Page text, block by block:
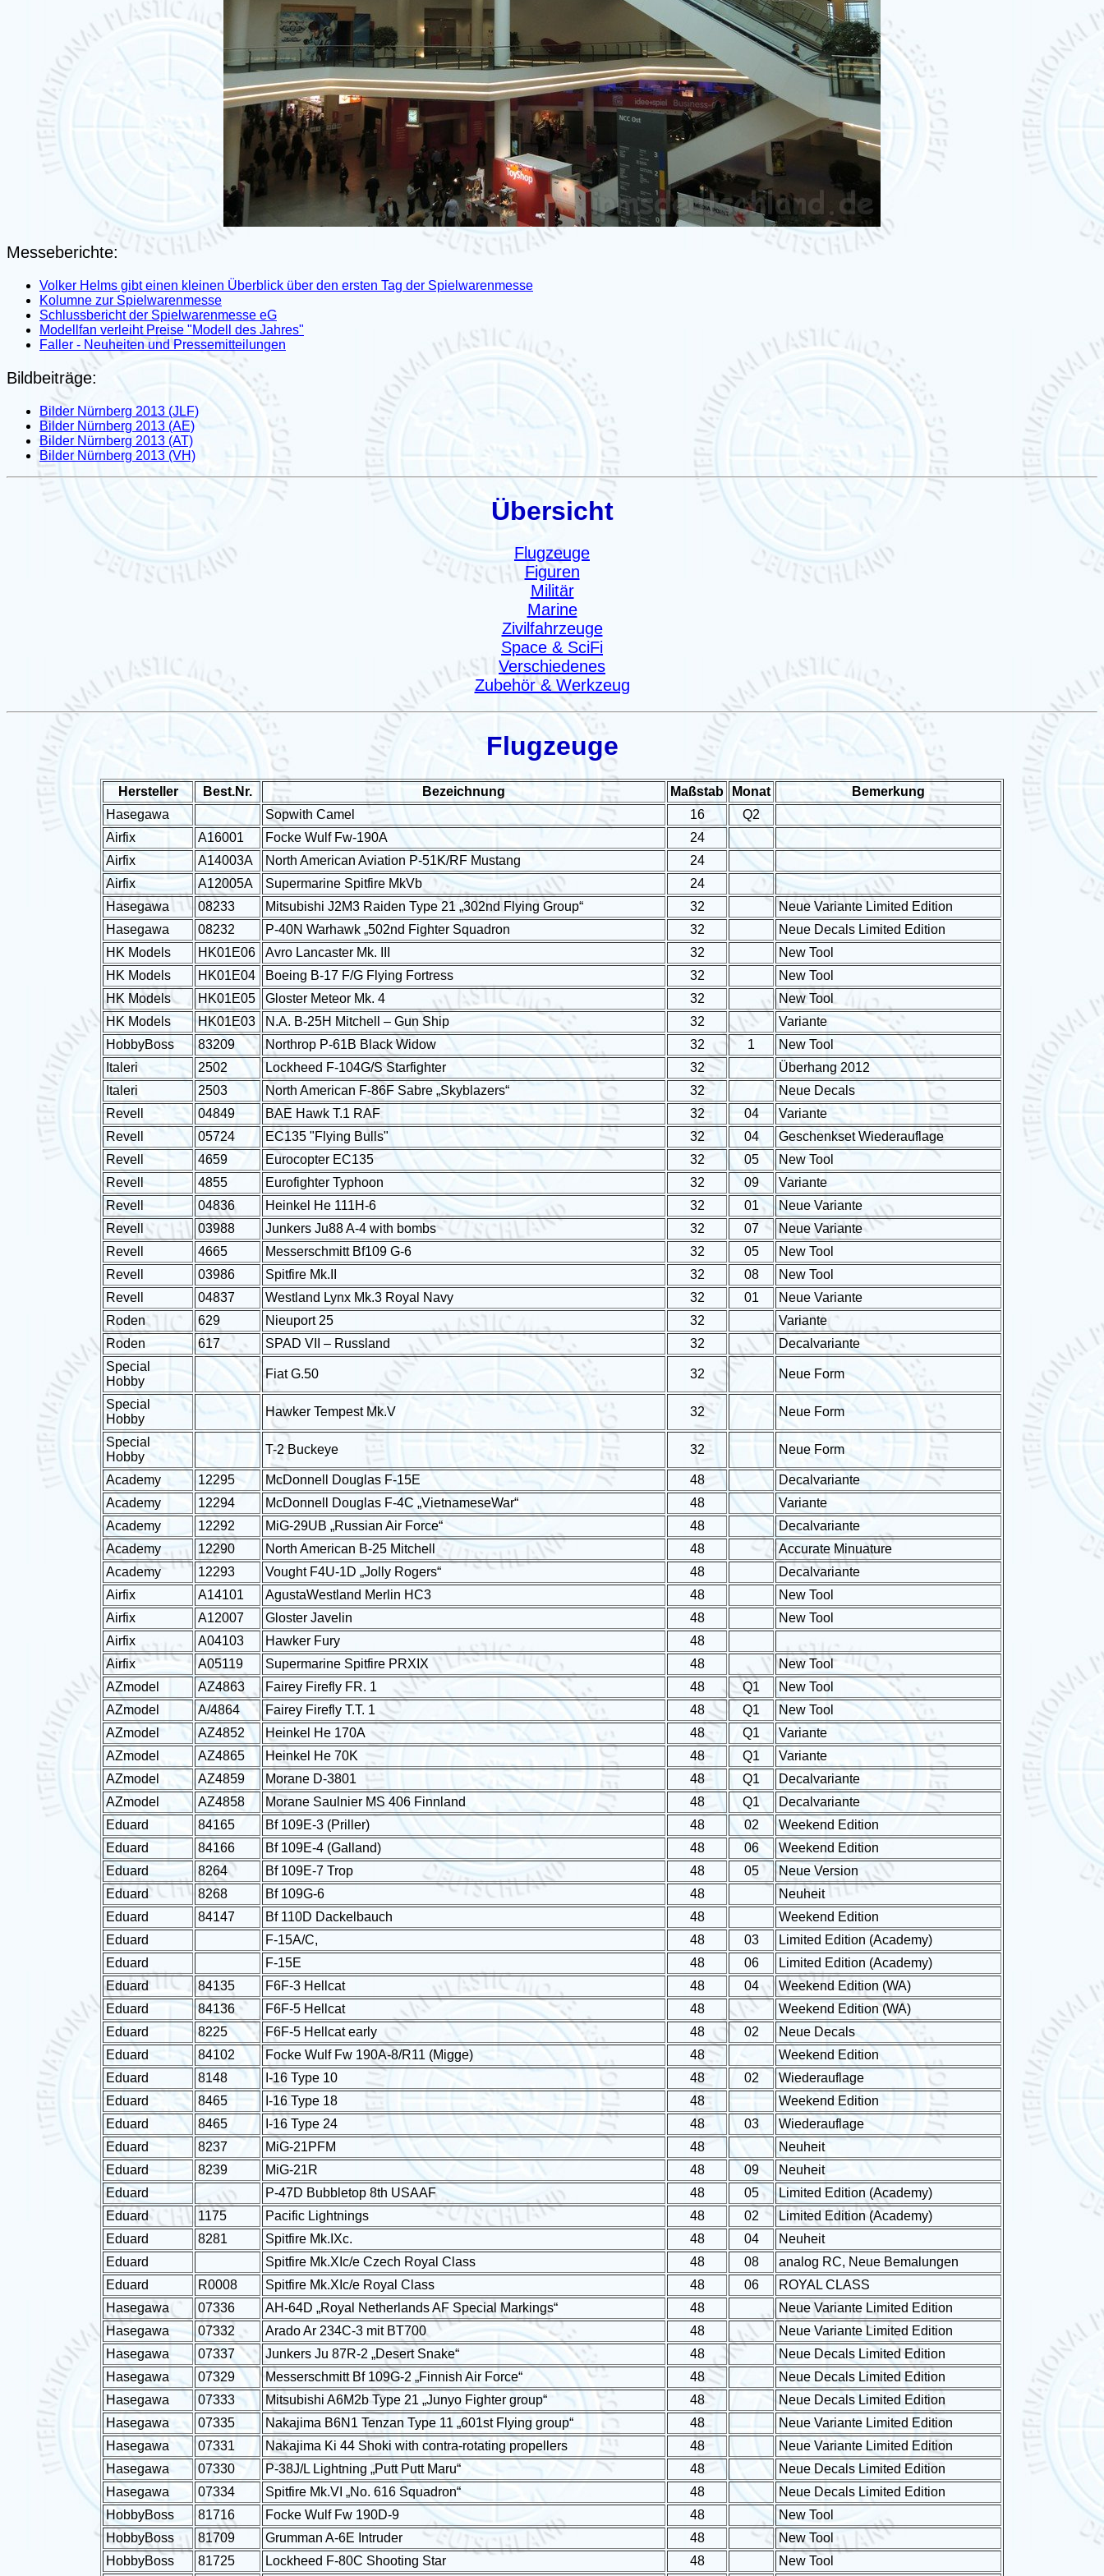
Messeberichte:
Volker Helms gibt einen kleinen Überblick über den ersten Tag der Spielwarenmesse
Kolumne zur Spielwarenmesse
Schlussbericht der Spielwarenmesse eG
Modellfan verleiht Preise "Modell des Jahres"
Faller - Neuheiten und Pressemitteilungen
Bildbeiträge:
Bilder Nürnberg 2013 (JLF)
Bilder Nürnberg 2013 (AE)
Bilder Nürnberg 2013 (AT)
Bilder Nürnberg 2013 (VH)
Übersicht
Flugzeuge
Figuren
Militär
Marine
Zivilfahrzeuge
Space & SciFi
Verschiedenes
Zubehör & Werkzeug
Flugzeuge
Hersteller Best.Nr. Bezeichnung Maßstab Monat
Bemerkung
Hasegawa
Sopwith Camel 16
Q2
Airfix
A16001 Focke Wulf Fw-190A
24
Airfix
A14003A North American Aviation P-51K/RF Mustang
24
Airfix
A12005A Supermarine Spitfire MkVb
24
Hasegawa
08233 Mitsubishi J2M3 Raiden Type 21 „302nd Flying Group“ 32
Neue Variante Limited Edition
Hasegawa
08232 P-40N Warhawk „502nd Fighter Squadron 32
Neue Decals Limited Edition
HK Models
HK01E06 Avro Lancaster Mk. III 32
New Tool
HK Models
HK01E04 Boeing B-17 F/G Flying Fortress 32
New Tool
HK Models
HK01E05 Gloster Meteor Mk. 4 32
New Tool
HK Models
HK01E03 N.A. B-25H Mitchell – Gun Ship 32
Variante
HobbyBoss
83209 Northrop P-61B Black Widow 32 1
New Tool
Italeri
2502 Lockheed F-104G/S Starfighter 32
Überhang 2012
Italeri
2503 North American F-86F Sabre „Skyblazers“ 32
Neue Decals
Revell
04849 BAE Hawk T.1 RAF 32 04
Variante
Revell
05724 EC135 "Flying Bulls" 32 04
Geschenkset Wiederauflage
Revell
4659 Eurocopter EC135 32 05
New Tool
Revell
4855 Eurofighter Typhoon 32 09
Variante
Revell
04836 Heinkel He 111H-6 32 01
Neue Variante
Revell
03988 Junkers Ju88 A-4 with bombs 32 07
Neue Variante
Revell
4665 Messerschmitt Bf109 G-6 32 05
New Tool
Revell
03986 Spitfire Mk.II 32 08
New Tool
Revell
04837 Westland Lynx Mk.3 Royal Navy 32 01
Neue Variante
Roden
629 Nieuport 25 32
Variante
Roden
617 SPAD VII – Russland 32
Decalvariante
Special
Hobby
Fiat G.50 32 Neue Form
Special
Hobby
Hawker Tempest Mk.V 32 Neue Form
Special
Hobby
T-2 Buckeye 32 Neue Form
Academy 12295 McDonnell Douglas F-15E 48
Decalvariante
Academy
12294 McDonnell Douglas F-4C „VietnameseWar“ 48
Variante
Academy
12292 MiG-29UB „Russian Air Force“ 48
Decalvariante
Academy
12290 North American B-25 Mitchell 48
Accurate Minuature
Academy
12293 Vought F4U-1D „Jolly Rogers“ 48
Decalvariante
Airfix
A14101 AgustaWestland Merlin HC3 48
New Tool
Airfix
A12007 Gloster Javelin 48
New Tool
Airfix
A04103 Hawker Fury
48
Airfix
A05119 Supermarine Spitfire PRXIX 48
New Tool
AZmodel
AZ4863 Fairey Firefly FR. 1 48 Q1
New Tool
AZmodel
A/4864 Fairey Firefly T.T. 1 48 Q1
New Tool
AZmodel
AZ4852 Heinkel He 170A 48 Q1
Variante
AZmodel
AZ4865 Heinkel He 70K 48 Q1
Variante
AZmodel
AZ4859 Morane D-3801 48 Q1
Decalvariante
AZmodel
AZ4858 Morane Saulnier MS 406 Finnland 48 Q1
Decalvariante
Eduard
84165 Bf 109E-3 (Priller) 48 02
Weekend Edition
Eduard
84166 Bf 109E-4 (Galland) 48 06
Weekend Edition
Eduard
8264 Bf 109E-7 Trop 48 05
Neue Version
Eduard
8268 Bf 109G-6 48
Neuheit
Eduard
84147 Bf 110D Dackelbauch 48
Weekend Edition
Eduard
F­-15A/C, 48 03
Limited Edition (Academy)
Eduard
F-15E 48 06
Limited Edition (Academy)
Eduard
84135 F6F-3 Hellcat 48 04
Weekend Edition (WA)
Eduard
84136 F6F-5 Hellcat 48
Weekend Edition (WA)
Eduard
8225 F6F-5 Hellcat early 48 02
Neue Decals
Eduard
84102 Focke Wulf Fw 190A-8/R11 (Migge) 48
Weekend Edition
Eduard
8148 I-16 Type 10 48 02
Wiederauflage
Eduard
8465 I-16 Type 18 48
Weekend Edition
Eduard
8465 I-16 Type 24 48 03
Wiederauflage
Eduard
8237 MiG­-21PFM 48
Neuheit
Eduard
8239 MiG-21R 48 09
Neuheit
Eduard
P-47D Bubbletop 8th USAAF 48 05
Limited Edition (Academy)
Eduard
1175 Pacific Lightnings 48 02
Limited Edition (Academy)
Eduard
8281 Spitfire Mk.IXc. 48 04
Neuheit
Eduard
Spitfire Mk.XIc/e Czech Royal Class 48 08
analog RC, Neue Bemalungen
Eduard
R0008 Spitfire Mk.XIc/e Royal Class 48 06
ROYAL CLASS
Hasegawa
07336 AH-64D „Royal Netherlands AF Special Markings“ 48
Neue Variante Limited Edition
Hasegawa
07332 Arado Ar 234C-3 mit BT700 48
Neue Variante Limited Edition
Hasegawa
07337 Junkers Ju 87R-2 „Desert Snake“ 48
Neue Decals Limited Edition
Hasegawa
07329 Messerschmitt Bf 109G-2 „Finnish Air Force“ 48
Neue Decals Limited Edition
Hasegawa
07333 Mitsubishi A6M2b Type 21 „Junyo Fighter group“ 48
Neue Decals Limited Edition
Hasegawa
07335 Nakajima B6N1 Tenzan Type 11 „601st Flying group“ 48
Neue Variante Limited Edition
Hasegawa
07331 Nakajima Ki 44 Shoki with contra-rotating propellers 48
Neue Variante Limited Edition
Hasegawa
07330 P-38J/L Lightning „Putt Putt Maru“ 48
Neue Decals Limited Edition
Hasegawa
07334 Spitfire Mk.VI „No. 616 Squadron“ 48
Neue Decals Limited Edition
HobbyBoss
81716 Focke Wulf Fw 190D-9 48
New Tool
HobbyBoss
81709 Grumman A-6E Intruder 48
New Tool
HobbyBoss
81725 Lockheed F-80C Shooting Star 48 New Tool